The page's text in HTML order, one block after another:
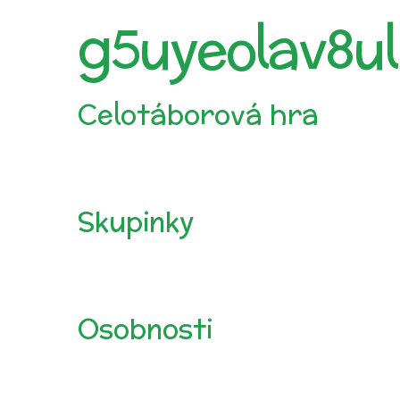
Celotáborová hra
Skupinky
Osobnosti